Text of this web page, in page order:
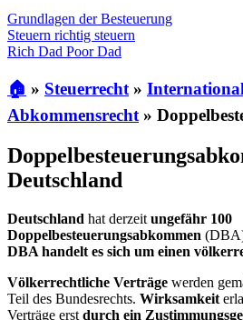
Grundlagen der Besteuerung
Steuern richtig steuern
Rich Dad Poor Dad
🏠 » Steuerrecht»
Abkommensrecht»
Deutschland
Deutschland hat derzeit ungefähr 100
Doppelbesteuerungsabkommen
DBA handelt es sich um einen
Völkerrechtliche Verträge werden
Teil des Bundesrechts. Wirksamkeit
Verträge erst durch ein